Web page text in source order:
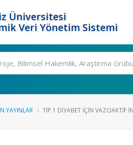
Üniversitesi
Veri Yönetim Sistemi
YAYINLAR TIP 1 DIYABET IÇIN VAZOAKTIF